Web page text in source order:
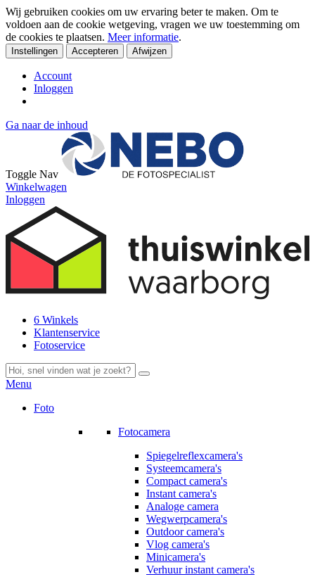
Wij gebruiken cookies om uw ervaring beter te maken. Om te
voldoen aan de cookie wetgeving, vragen we uw toestemming om
de cookies te plaatsen. Meer informatie.
Instellingen Accepteren Afwijzen
Account
Inloggen
Ga naar de inhoud
Toggle Nav
Winkelwagen
Inloggen
6 Winkels
Klantenservice
Fotoservice
Menu
Foto
Fotocamera
Spiegelreflexcamera's
Systeemcamera's
Compact camera's
Instant camera's
Analoge camera
Wegwerpcamera's
Outdoor camera's
Vlog camera's
Minicamera's
Verhuur instant camera's